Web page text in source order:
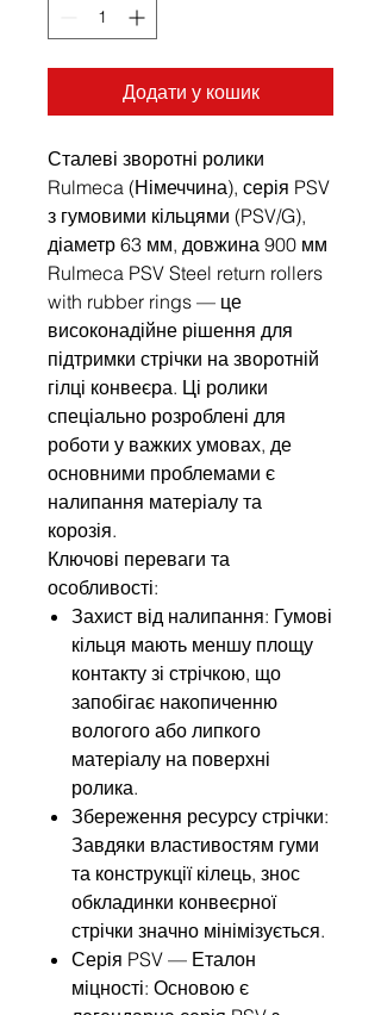
Додати у кошик
Сталеві зворотні ролики
Rulmeca (Німеччина), серія PSV
з гумовими кільцями (PSV/G),
діаметр 63 мм, довжина 900 мм
Rulmeca PSV Steel return rollers
with rubber rings — це
високонадійне рішення для
підтримки стрічки на зворотній
гілці конвеєра. Ці ролики
спеціально розроблені для
роботи у важких умовах, де
основними проблемами є
налипання матеріалу та
корозія.
Ключові переваги та
особливості:
Захист від налипання: Гумові
кільця мають меншу площу
контакту зі стрічкою, що
запобігає накопиченню
вологого або липкого
матеріалу на поверхні
ролика.
Збереження ресурсу стрічки:
Завдяки властивостям гуми
та конструкції кілець, знос
обкладинки конвеєрної
стрічки значно мінімізується.
Серія PSV — Еталон
міцності: Основою є